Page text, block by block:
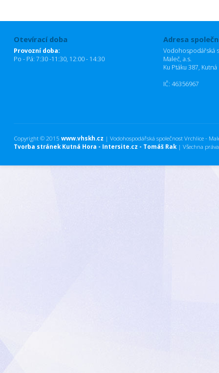
Otevírací doba
Provozní doba:
Po - Pá: 7:30 -11:30, 12:00 - 14:30
Adresa
Vodohospodářská
Maleč, a.s.
Ku Ptáku 387,
IČ: 46356967
Copyright © 2015 www.vhskh.cz | Vodohospodářská společnost Vrchlice -
Tvorba stránek Kutná Hora - Intersite.cz - Tomáš Rak | Všechna